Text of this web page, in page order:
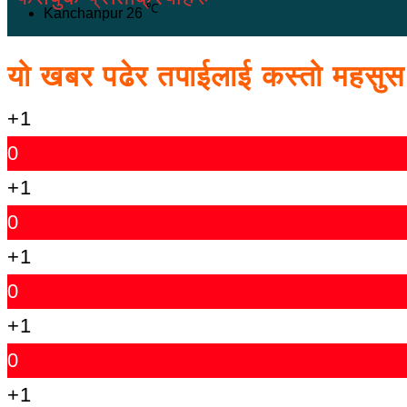
Kanchanpur 26 ℃
यो खबर पढेर तपाईलाई कस्तो
+1
0
+1
0
+1
0
+1
0
+1